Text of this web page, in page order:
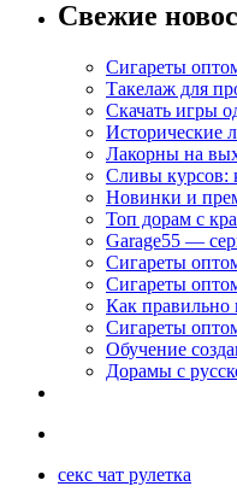
Свежие
Сигареты
Такелаж для
Скачать игры
Исторические
Лакорны на
Сливы курсов:
Новинки и
Топ дорам с
Garage55 —
Сигареты
Сигареты
Как правильно
Сигареты
Обучение
Дорамы с
секс чат рулетка